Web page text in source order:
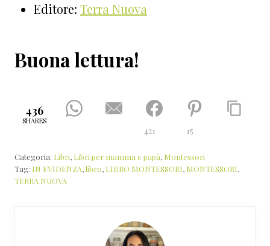
Editore: Terra Nuova
Buona lettura!
436
SHARES
421 15
Categoria: Libri, Libri per mamma e papà, Montessori
Tag: IN EVIDENZA,libro, LIBRO MONTESSORI, MONTESSORI,
TERRA NUOVA